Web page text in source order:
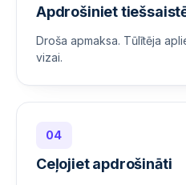
Apdrošiniet
Droša apmaksa. Tūlītēja
vizai.
04
Ceļojiet apdrošināti